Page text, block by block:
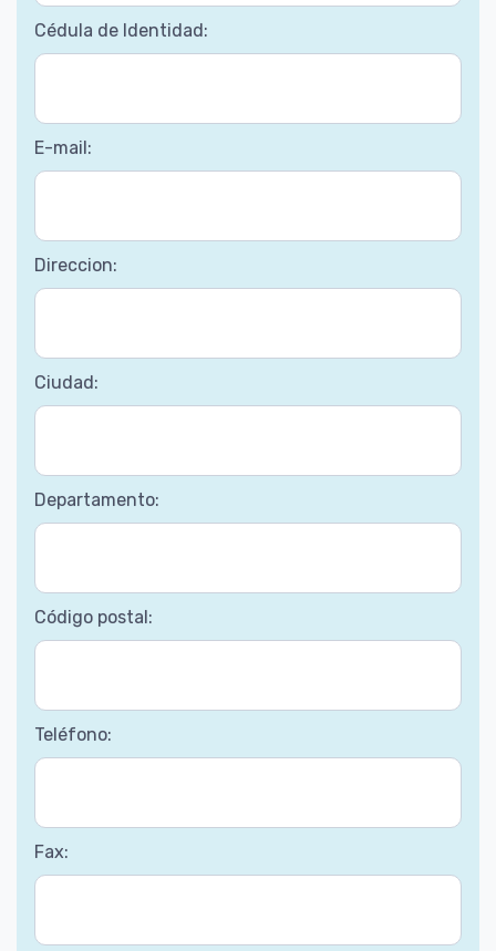
Cédula de Identidad:
E-mail:
Direccion:
Ciudad:
Departamento:
Código postal:
Teléfono:
Fax: